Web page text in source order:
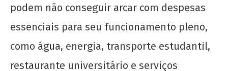
podem não conseguir arcar com despesas
essenciais para seu funcionamento pleno,
como água, energia, transporte estudantil,
restaurante universitário e serviços